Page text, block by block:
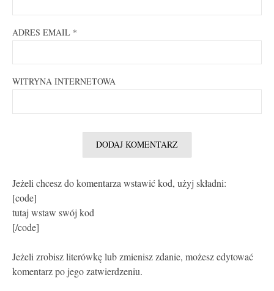
ADRES EMAIL *
WITRYNA INTERNETOWA
Jeżeli chcesz do komentarza wstawić kod, użyj składni:
[code]
tutaj wstaw swój kod
[/code]
Jeżeli zrobisz literówkę lub zmienisz zdanie, możesz edytować
komentarz po jego zatwierdzeniu.